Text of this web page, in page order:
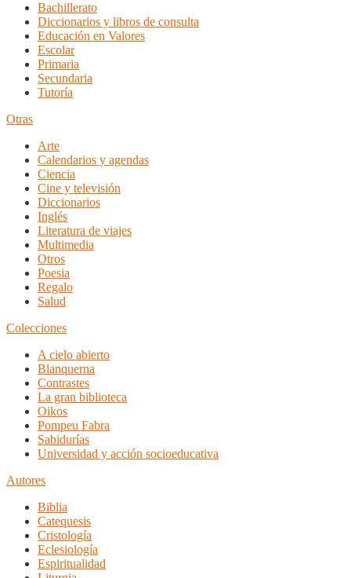
Bachillerato
Diccionarios y libros de consulta
Educación en Valores
Escolar
Primaria
Secundaria
Tutoría
Otras
Arte
Calendarios y agendas
Ciencia
Cine y televisión
Diccionarios
Inglés
Literatura de viajes
Multimedia
Otros
Poesia
Regalo
Salud
Colecciones
A cielo abierto
Blanquerna
Contrastes
La gran biblioteca
Oikos
Pompeu Fabra
Sabidurías
Universidad y acción socioeducativa
Autores
Biblia
Catequesis
Cristología
Eclesiología
Espiritualidad